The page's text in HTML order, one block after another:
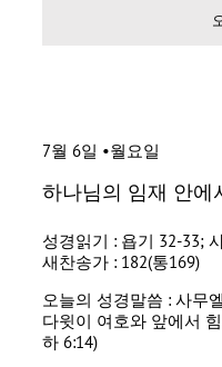
7월 6일 •월요일
하나님의 임재 안에
성경읽기 : 욥기 32-33;
새찬송가 : 182(통169)
오늘의 성경말씀 : 사무
다윗이 여호와 앞에서
하 6:14)